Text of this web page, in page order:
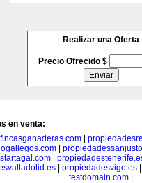
Realizar una Oferta
Precio Ofrecido $
en venta:
fincasganaderas.com|
|
|
propiedadesvigo.es
testdomain.com